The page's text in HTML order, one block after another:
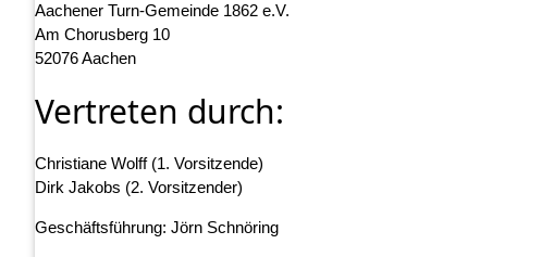
Aachener Turn-Gemeinde 1862 e.V.
Am Chorusberg 10
52076 Aachen
Vertreten durch:
Christiane Wolff (1. Vorsitzende)
Dirk Jakobs (2. Vorsitzender)
Geschäftsführung: Jörn Schnöring